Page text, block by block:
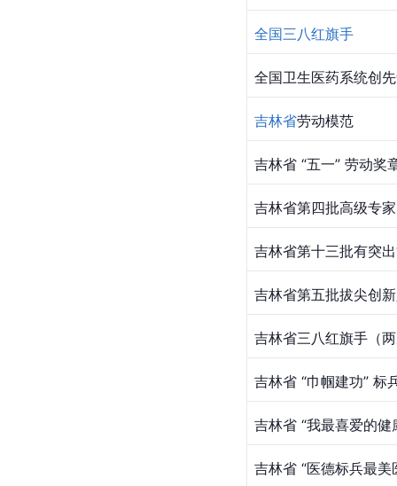
全国三八红旗手
全国卫生医药系统创
吉林省劳动模范
吉林省 “五一” 劳动奖
吉林省第四批高级专家
吉林省第十三批有突
吉林省第五批拔尖创
吉林省三八红旗手（
吉林省 “巾帼建功” 标
吉林省 “我最喜爱的健
吉林省 “医德标兵最美